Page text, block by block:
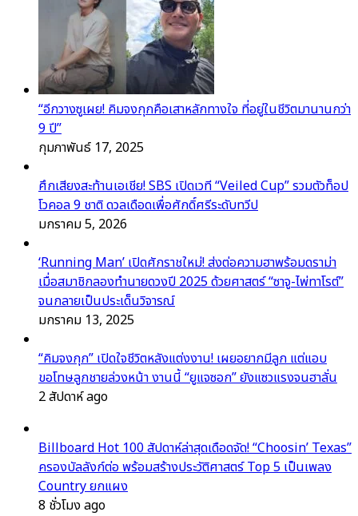
“อีกวางซูเผย! คิมจงกุกคือเสาหลักทางใจ ที่อยู่ในชีวิตมานานกว่า
9 ปี”
กุมภาพันธ์ 17, 2025
ศึกเสียงสะท้านเอเชีย! SBS เปิดเวที “Veiled Cup” รวมตัวท็อป
โวคอล 9 ชาติ ดวลเดือดเพื่อศักดิ์ศรีระดับทวีป
มกราคม 5, 2026
‘Running Man’ เปิดศักราชใหม่! ส่งต่อความฮาพร้อมดราม่า
เมื่อสมาชิกลองทำนายดวงปี 2025 ด้วยศาสตร์ “ซาจู-ไพ่ทาโรต์”
จนกลายเป็นประเด็นวิจารณ์
มกราคม 13, 2025
“คิมจงกุก” เปิดใจชีวิตหลังแต่งงาน! เผยอยากมีลูก แต่แอบ
ขอโทษลูกชายล่วงหน้า งานนี้ “ยูแจซอก” ยังแซวแรงจนฮาลั่น
2 สัปดาห์ ago
Billboard Hot 100 สัปดาห์ล่าสุดเดือดจัด! “Choosin’ Texas”
ครองบัลลังก์ต่อ พร้อมสร้างประวัติศาสตร์ Top 5 เป็นเพลง
Country ยกแผง
8 ชั่วโมง ago